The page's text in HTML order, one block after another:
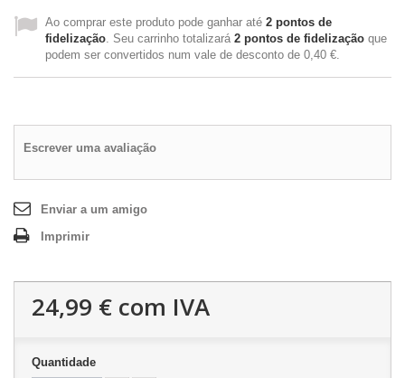
Ao comprar este produto pode ganhar até 2 pontos de
fidelização. Seu carrinho totalizará 2 pontos de fidelização que
podem ser convertidos num vale de desconto de 0,40 €.
Escrever uma avaliação
Enviar a um amigo
Imprimir
24,99 € com IVA
Quantidade